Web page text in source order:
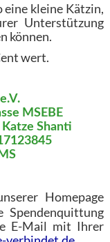
eine kleine Kätzin,
Unterstützung
können.
wert.
MSEBE
Shanti
Homepage
E-Mail mit Ihrer